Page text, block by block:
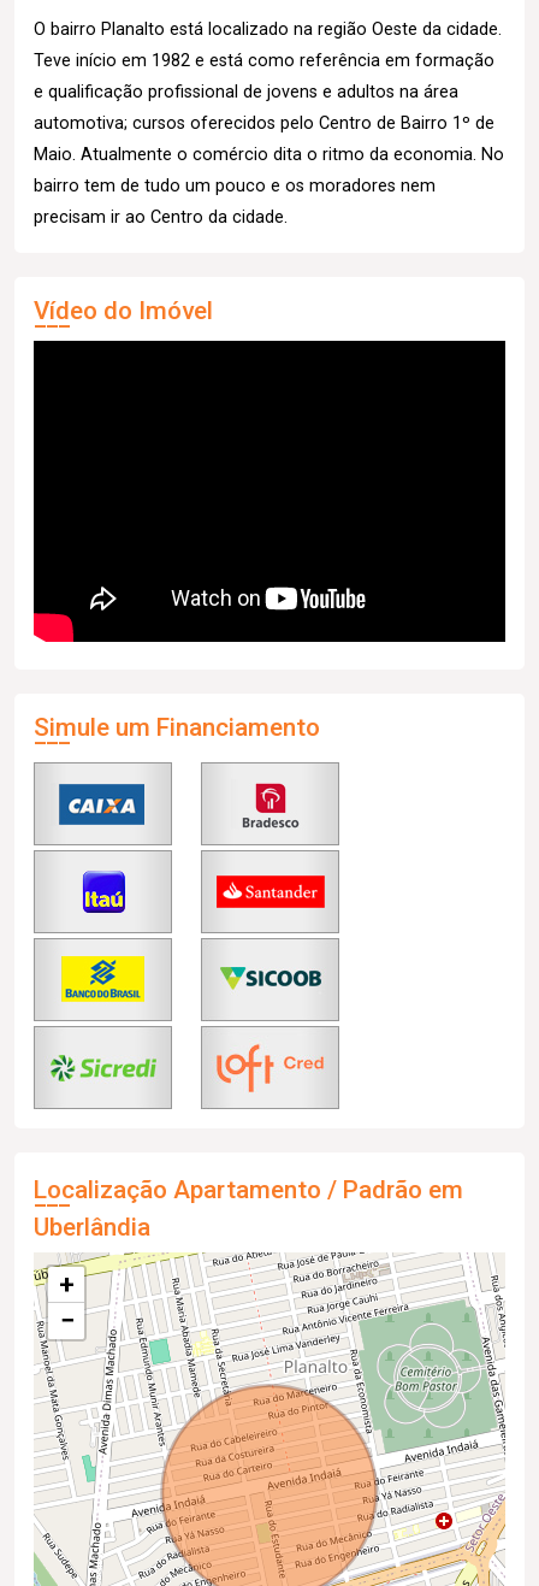
O bairro Planalto está localizado na região Oeste da cidade.
Teve início em 1982 e está como referência em formação
e qualificação profissional de jovens e adultos na área
automotiva; cursos oferecidos pelo Centro de Bairro 1º de
Maio. Atualmente o comércio dita o ritmo da economia. No
bairro tem de tudo um pouco e os moradores nem
precisam ir ao Centro da cidade.
Vídeo do Imóvel
Simule um Financiamento
Localização Apartamento / Padrão em
Uberlândia
+
−